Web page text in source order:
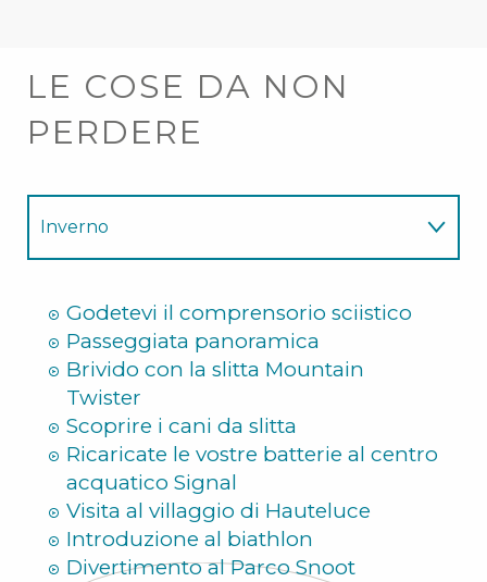
LE COSE DA NON
PERDERE
Inverno
Godetevi il comprensorio sciistico
Passeggiata panoramica
Brivido con la slitta Mountain
Twister
Scoprire i cani da slitta
Ricaricate le vostre batterie al centro
acquatico Signal
Visita al villaggio di Hauteluce
Introduzione al biathlon
Divertimento al Parco Snoot